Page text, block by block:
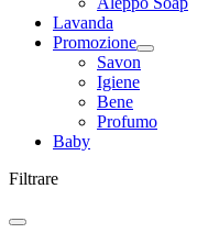
Lavanda
Promozione
Savon
Igiene
Bene
Profumo
Baby
Filtrare